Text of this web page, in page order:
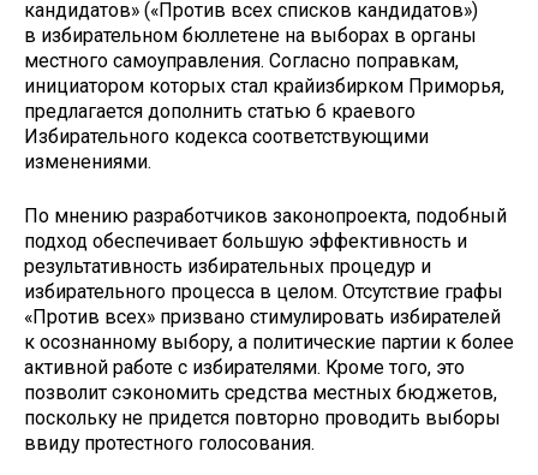
кандидатов» («Против всех списков кандидатов»)
в избирательном бюллетене на выборах в органы
местного самоуправления. Согласно поправкам,
инициатором которых стал крайизбирком Приморья,
предлагается дополнить статью 6 краевого
Избирательного кодекса соответствующими
изменениями.
По мнению разработчиков законопроекта, подобный
подход обеспечивает большую эффективность и
результативность избирательных процедур и
избирательного процесса в целом. Отсутствие графы
«Против всех» призвано стимулировать избирателей
к осознанному выбору, а политические партии к более
активной работе с избирателями. Кроме того, это
позволит сэкономить средства местных бюджетов,
поскольку не придется повторно проводить выборы
ввиду протестного голосования.